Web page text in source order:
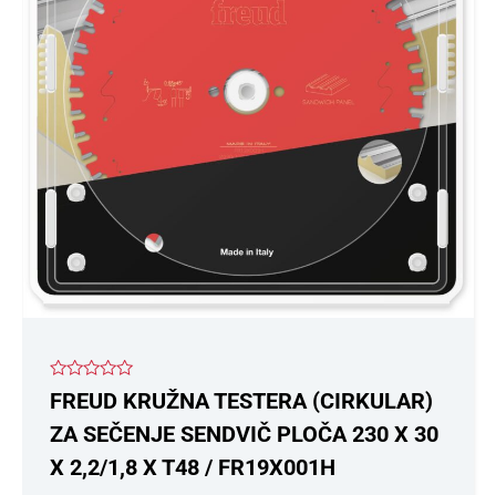
Ocenjeno
sa
0
od
FREUD KRUŽNA TESTERA (CIRKULAR)
ZA SEČENJE SENDVIČ PLOČA 230 X 30
X 2,2/1,8 X T48 / FR19X001H